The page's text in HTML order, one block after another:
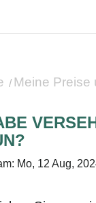
Meine Preise
Mo, 12 Aug,